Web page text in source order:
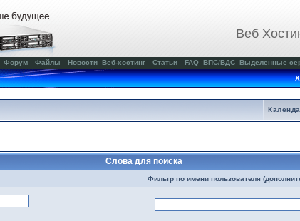
Веб
Форум Файлы Новости Веб-хостинг Статьи FAQ ВПС/ВДС Выделенные
Слова для поиска
Фильтр по имени пользователя